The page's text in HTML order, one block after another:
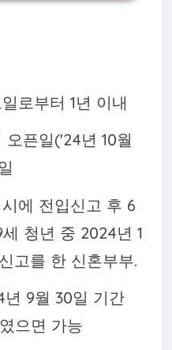
로부터 1년 이내
픈일('24년 10월
에 전입신고 후 6
청년 중 2024년 1
고를 한 신혼부부.
년 9월 30일 기간
으면 가능